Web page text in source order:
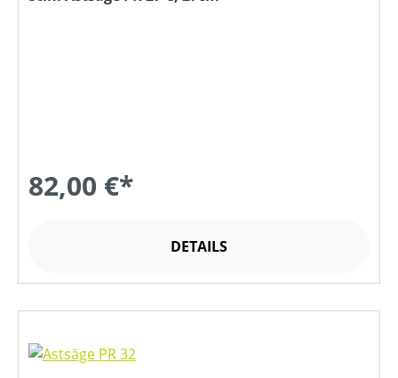
82,00 €*
DETAILS